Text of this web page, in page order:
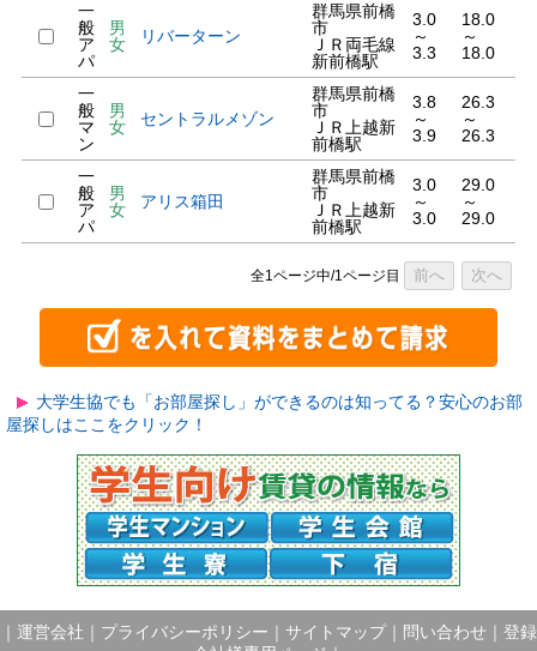
一
般
ア
パ
男
女
リバーターン
群馬県前橋
市
ＪＲ両毛線
新前橋駅
3.0
～
3.3
18.0
～
18.0
一
般
マ
ン
男
女
セントラルメゾン
群馬県前橋
市
ＪＲ上越新
前橋駅
3.8
～
3.9
26.3
～
26.3
一
般
ア
パ
男
女
アリス箱田
群馬県前橋
市
ＪＲ上越新
前橋駅
3.0
～
3.0
29.0
～
29.0
全1ページ中/1ページ目 前へ 次へ
大学生協でも「お部屋探し」ができるのは知ってる？安心のお部
屋探しはここをクリック！
運営会社 プライバシーポリシー サイトマップ｜ 問い合わせ
登録